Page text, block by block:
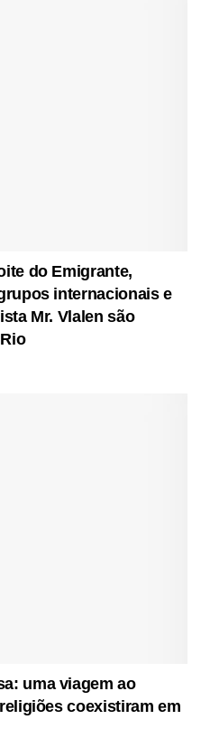
do Emigrante,
internacionais e
Mr. Vlalen são
uma viagem ao
coexistiram em